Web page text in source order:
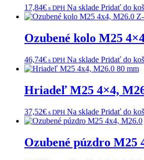
17,84€ s DPH Na sklade Pridať do
Ozubené kolo M25
46,74€ s DPH Na sklade Pridať do
Hriadeľ M25 4×4,
37,52€ s DPH Na sklade Pridať do
Ozubené púzdro M25